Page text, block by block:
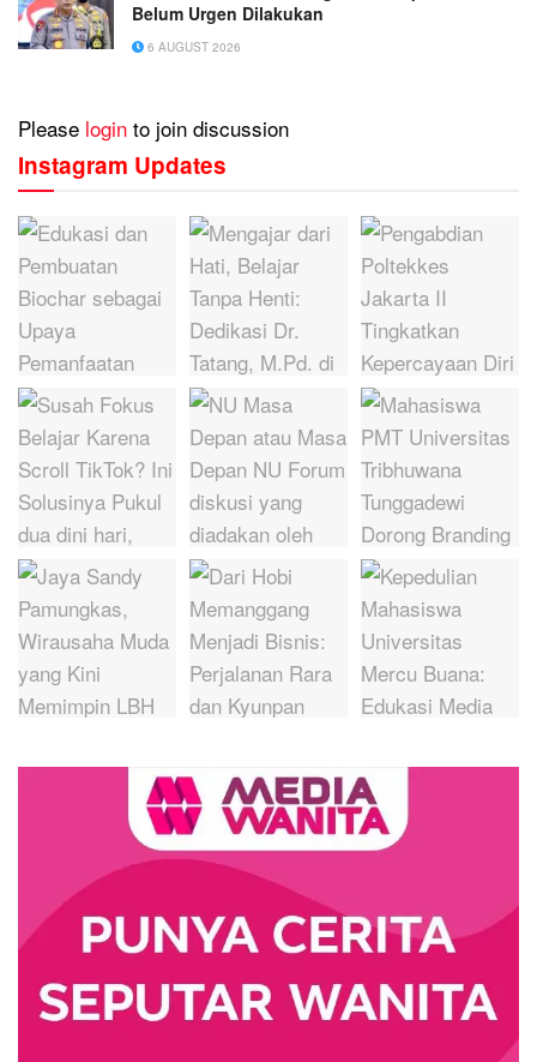
Belum Urgen Dilakukan
6 AUGUST 2026
Please login to join discussion
Instagram Updates